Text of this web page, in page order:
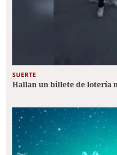
SUERTE
Hallan un billete de lotería